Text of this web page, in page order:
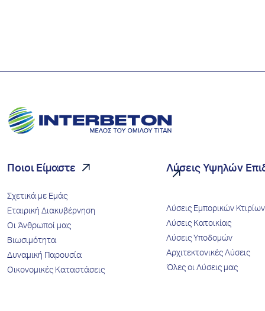
Ποιοι Είμαστε
Σχετικά με Εμάς
Εταιρική Διακυβέρνηση
Οι Άνθρωποί μας
Βιωσιμότητα
Δυναμική Παρουσία
Οικονομικές Καταστάσεις
Λύσεις Υψηλών
Λύσεις Εμπορικών Κτιρίων
Λύσεις Κατοικίας
Λύσεις Υποδομών
Αρχιτεκτονικές Λύσεις
Όλες οι Λύσεις μας